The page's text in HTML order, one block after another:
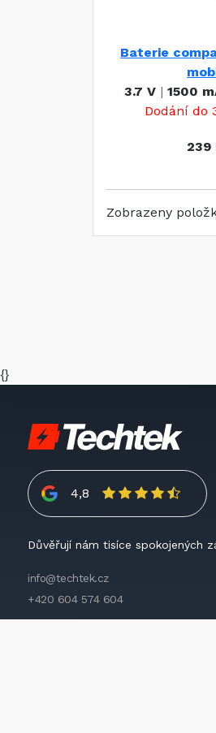
Baterie
3.7 V | 1500
Dodání do
239
Zobrazeny
{}
4,8
Důvěřují nám tisíce spokojených
info@techtek.cz
+420 604 574 604